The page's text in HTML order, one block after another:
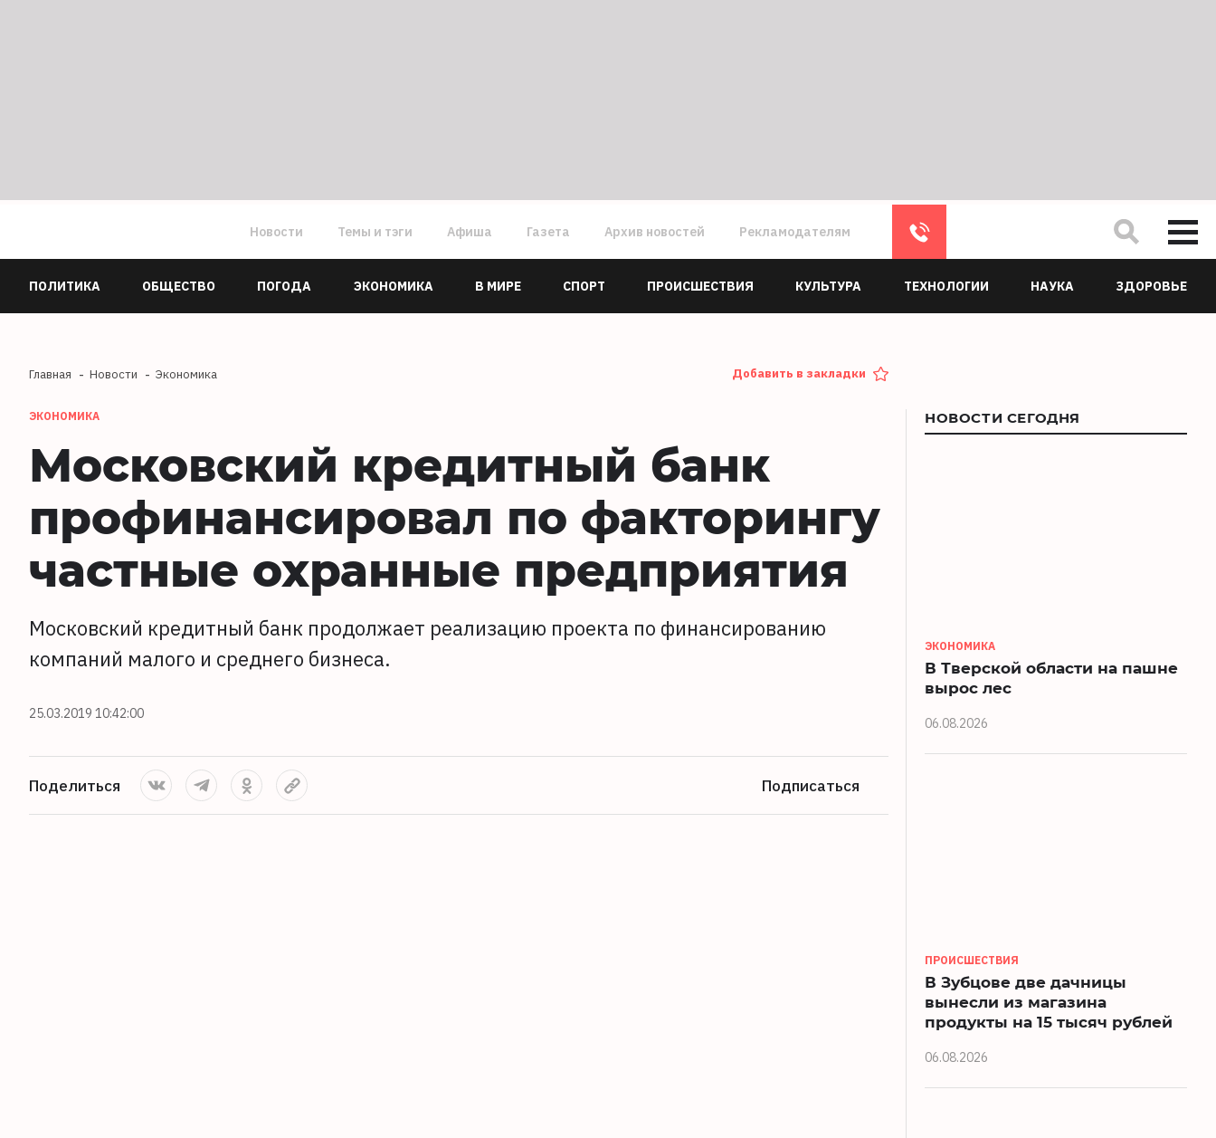
Новости Темы и тэги Афиша Газета Архив новостей Рекламодателям
ПОЛИТИКА ОБЩЕСТВО ПОГОДА ЭКОНОМИКА В МИРЕ СПОРТ ПРОИСШЕСТВИЯ КУЛЬТУРА ТЕХНОЛОГИИ НАУКА ЗДОРОВЬЕ
Главная Новости Экономика Добавить в закладки
ЭКОНОМИКА
Московский кредитный банк
профинансировал по факторингу
частные охранные предприятия
Московский кредитный банк продолжает реализацию проекта по финансированию
компаний малого и среднего бизнеса.
25.03.2019 10:42:00
Поделиться Подписаться
НОВОСТИ СЕГОДНЯ
ЭКОНОМИКА
В Тверской области на пашне
вырос лес
06.08.2026
ПРОИСШЕСТВИЯ
В Зубцове две дачницы
вынесли из магазина
продукты на 15 тысяч рублей
06.08.2026